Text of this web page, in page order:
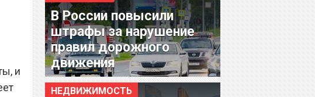
и
В России повысили
штрафы за нарушение
правил дорожного
движения
НЕДВИЖИМОСТЬ